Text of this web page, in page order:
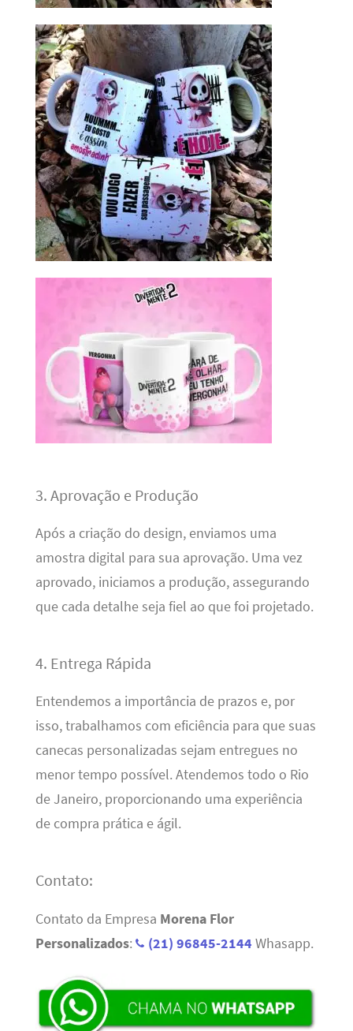
3. Aprovação e Produção
Após a criação do design, enviamos uma
amostra digital para sua aprovação. Uma vez
aprovado, iniciamos a produção, assegurando
que cada detalhe seja fiel ao que foi projetado.
4. Entrega Rápida
Entendemos a importância de prazos e, por
isso, trabalhamos com eficiência para que suas
canecas personalizadas sejam entregues no
menor tempo possível. Atendemos todo o Rio
de Janeiro, proporcionando uma experiência
de compra prática e ágil.
Contato:
Contato da Empresa Morena Flor
Personalizados: (21) 96845-2144 Whasapp.